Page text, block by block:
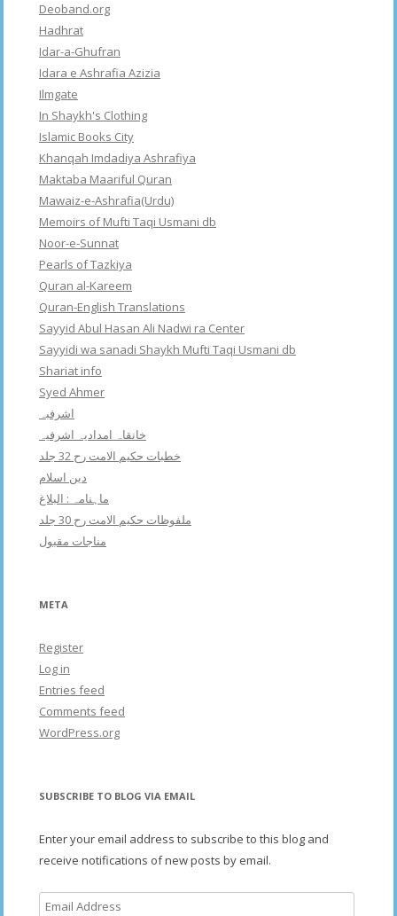
Deoband.org
Hadhrat
Idar-a-Ghufran
Idara e Ashrafia Azizia
Ilmgate
In Shaykh's Clothing
Islamic Books City
Khanqah Imdadiya Ashrafiya
Maktaba Maariful Quran
Mawaiz-e-Ashrafia(Urdu)
Memoirs of Mufti Taqi Usmani db
Noor-e-Sunnat
Pearls of Tazkiya
Quran al-Kareem
Quran-English Translations
Sayyid Abul Hasan Ali Nadwi ra Center
Sayyidi wa sanadi Shaykh Mufti Taqi Usmani db
Shariat info
Syed Ahmer
اشرفبہ
خانقاہ امدادیہ اشرفیہ
خطبات حکیم الامت رح 32 جلد
دین اسلام
ماہنامہ : البلاغ
ملفوظات حکیم الامت رح 30 جلد
مناجات مقبول
META
Register
Log in
Entries feed
Comments feed
WordPress.org
SUBSCRIBE TO BLOG VIA EMAIL
Enter your email address to subscribe to this blog and
receive notifications of new posts by email.
Email